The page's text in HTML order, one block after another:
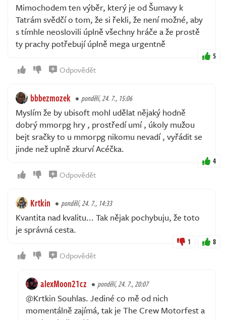
Mimochodem ten výběr, který je od Šumavy k
Tatrám svědčí o tom, že si řekli, že není možné, aby
s tímhle neoslovili úplně všechny hráče a že prostě
ty prachy potřebují úplně mega urgentně
5
Odpovědět
bbbezmozek pondělí, 24. 7., 15:06
Myslím že by ubisoft mohl udělat nějaký hodně
dobrý mmorpg hry , prostředí umí , úkoly mužou
bejt sračky to u mmorpg nikomu nevadí , vyřádit se
jinde než uplně zkurví Acéčka.
4
Odpovědět
Krtkin pondělí, 24. 7., 14:33
Kvantita nad kvalitu... Tak nějak pochybuju, že toto
je správná cesta.
1 8
Odpovědět
alexMoon21cz pondělí, 24. 7., 20:07
@Krtkin Souhlas. Jediné co mě od nich
momentálně zajímá, tak je The Crew Motorfest a